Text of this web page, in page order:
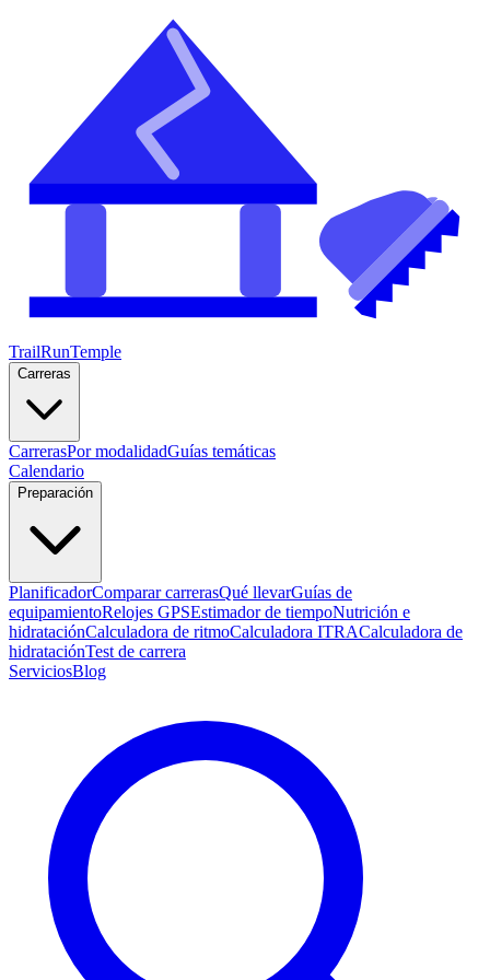
TrailRunTemple
Carreras
CarrerasPor modalidadGuías temáticas
Calendario
Preparación
PlanificadorComparar carrerasQué llevarGuías de
equipamientoRelojes GPSEstimador de tiempoNutrición e
hidrataciónCalculadora de ritmoCalculadora ITRACalculadora de
hidrataciónTest de carrera
ServiciosBlog